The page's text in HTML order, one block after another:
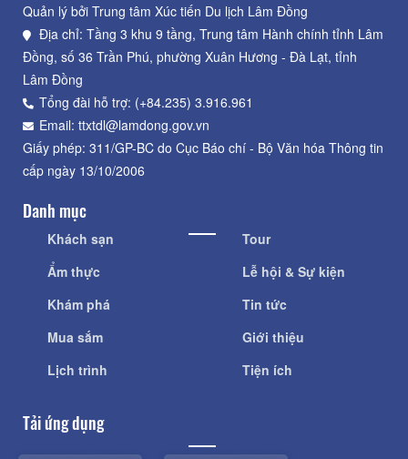
Quản lý bởi Trung tâm Xúc tiến Du lịch Lâm Đồng
Địa chỉ: Tầng 3 khu 9 tầng, Trung tâm Hành chính tỉnh Lâm
Đồng, số 36 Trần Phú, phường Xuân Hương - Đà Lạt, tỉnh
Lâm Đồng
Tổng đài hỗ trợ: (+84.235) 3.916.961
Email: ttxtdl@lamdong.gov.vn
Giấy phép: 311/GP-BC do Cục Báo chí - Bộ Văn hóa Thông tin
cấp ngày 13/10/2006
Danh mục
Khách sạn
Ẩm thực
Khám phá
Mua sắm
Lịch trình
Tour
Lễ hội & Sự kiện
Tin tức
Giới thiệu
Tiện ích
Tải ứng dụng